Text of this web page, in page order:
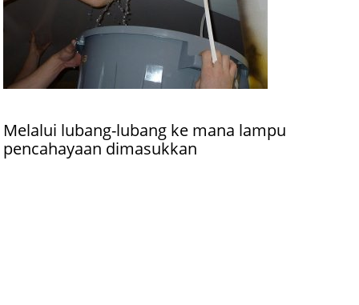
Melalui lubang-lubang ke mana lampu
pencahayaan dimasukkan